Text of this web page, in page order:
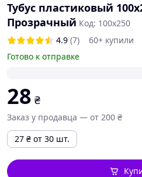
Тубус пластиковый
Прозрачный Код: 100х250
4.9 (7)
60+ купили
Готово к отправке
28 ₴
Заказ у продавца — от 200 ₴
27 ₴ от 30 шт.